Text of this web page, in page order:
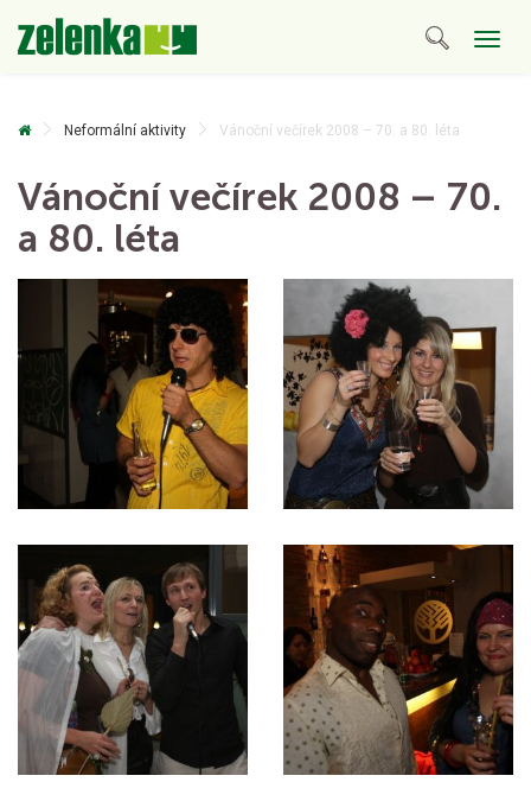
Neformální aktivity Vánoční večírek 2008 – 70. a 80. léta
Vánoční večírek 2008 – 70.
a 80. léta